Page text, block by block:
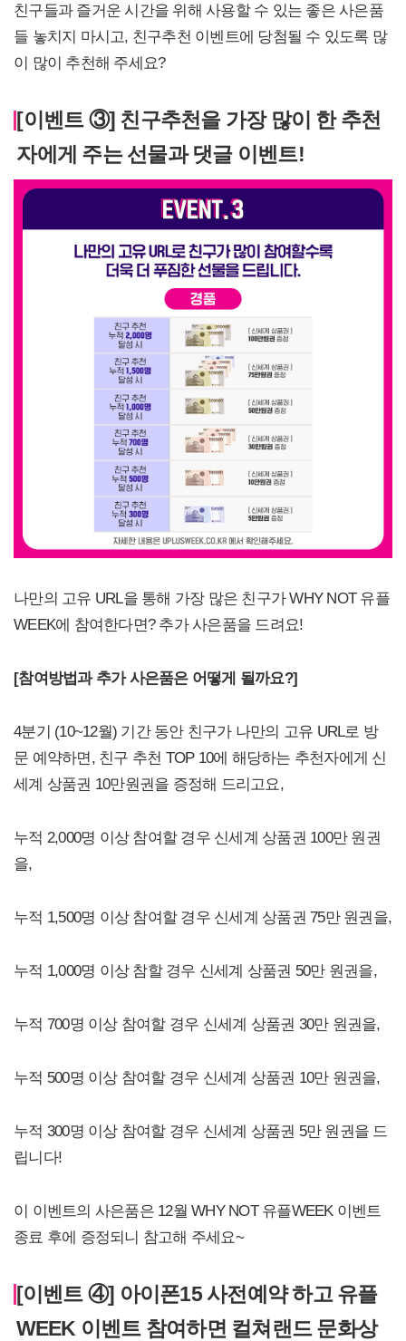
친구들과 즐거운 시간을 위해 사용할 수 있는 좋은 사은품
들 놓치지 마시고, 친구추천 이벤트에 당첨될 수 있도록 많
이 많이 추천해 주세요?
[이벤트 ③] 친구추천을 가장 많이 한 추천
자에게 주는 선물과 댓글 이벤트!
나만의 고유 URL을 통해 가장 많은 친구가 WHY NOT 유플
WEEK에 참여한다면? 추가 사은품을 드려요!
[참여방법과 추가 사은품은 어떻게 될까요?]
4분기 (10~12월) 기간 동안 친구가 나만의 고유 URL로 방
문 예약하면, 친구 추천 TOP 10에 해당하는 추천자에게 신
세계 상품권 10만원권을 증정해 드리고요,
누적 2,000명 이상 참여할 경우 신세계 상품권 100만 원권
을,
누적 1,500명 이상 참여할 경우 신세계 상품권 75만 원권을,
누적 1,000명 이상 참할 경우 신세계 상품권 50만 원권을,
누적 700명 이상 참여할 경우 신세계 상품권 30만 원권을,
누적 500명 이상 참여할 경우 신세계 상품권 10만 원권을,
누적 300명 이상 참여할 경우 신세계 상품권 5만 원권을 드
립니다!
이 이벤트의 사은품은 12월 WHY NOT 유플WEEK 이벤트
종료 후에 증정되니 참고해 주세요~
[이벤트 ④] 아이폰15 사전예약 하고 유플
WEEK 이벤트 참여하면 컬쳐랜드 문화상